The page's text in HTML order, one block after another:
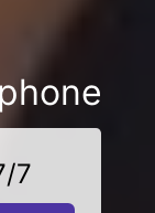
7